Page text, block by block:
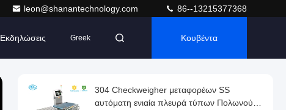
leon@shanantechnology.com 86--13215377368
Εκδηλώσεις Greek Κουβέντα
304 Checkweigher μεταφορέων SS
αυτόματη ενιαία πλευρά τύπων Πολωνού